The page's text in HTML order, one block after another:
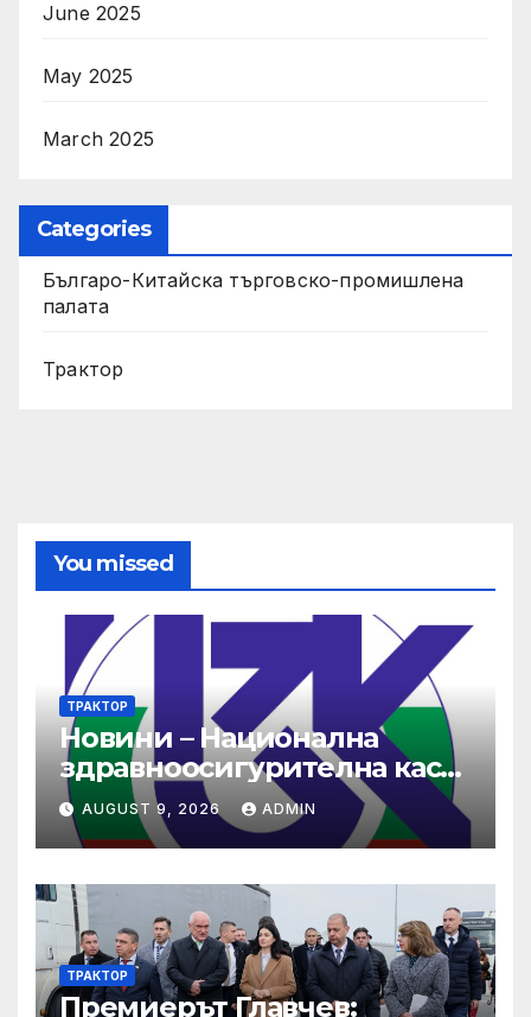
June 2025
May 2025
March 2025
Categories
Българо-Китайска търговско-промишлена
палата
Трактор
You missed
ТРАКТОР
Новини – Национална
здравноосигурителна каса
(НЗОК)
AUGUST 9, 2026 ADMIN
ТРАКТОР
Премиерът Главчев: